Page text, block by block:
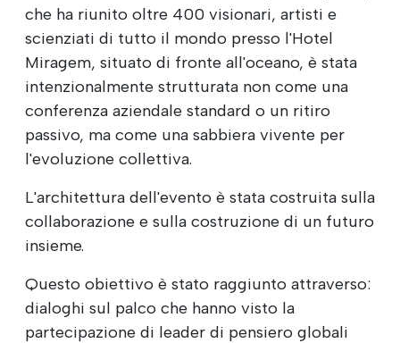
che ha riunito oltre 400 visionari, artisti e
scienziati di tutto il mondo presso l'Hotel
Miragem, situato di fronte all'oceano, è stata
intenzionalmente strutturata non come una
conferenza aziendale standard o un ritiro
passivo, ma come una sabbiera vivente per
l'evoluzione collettiva.
L'architettura dell'evento è stata costruita sulla
collaborazione e sulla costruzione di un futuro
insieme.
Questo obiettivo è stato raggiunto attraverso:
dialoghi sul palco che hanno visto la
partecipazione di leader di pensiero globali